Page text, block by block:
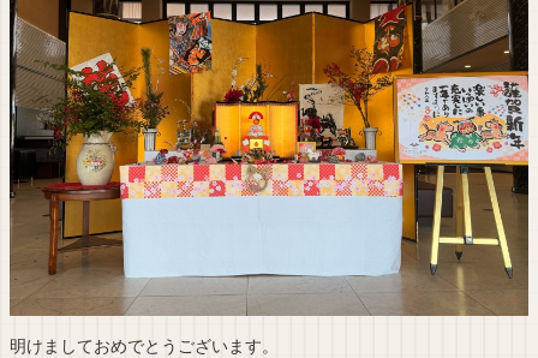
明けましておめでとうございます。